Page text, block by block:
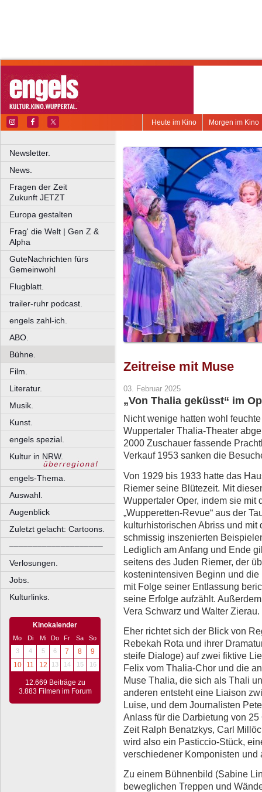
Morgen im Kino
Heute im Kino
Newsletter.
News.
Fragen der Zeit
Zukunft JETZT
Europa gestalten
Frag' die Welt | Gen Z &
Alpha
GuteNachrichten fürs
Gemeinwohl
Flugblatt.
trailer-ruhr podcast.
engels zahl-ich.
ABO.
Bühne.
Film.
Literatur.
Musik.
Kunst.
engels spezial.
Kultur in NRW.
engels-Thema.
Auswahl.
Augenblick
Zuletzt gelacht: Cartoons.
––––––––––––––––––––
Verlosungen.
Jobs.
Kulturlinks.
Kinokalender
Mo Di Mi Do Fr Sa
So
3
4 5 6 7 8
9
10
11 12 13 14 15 16
12.669 Beiträge zu
3.883 Filmen im Forum
Zeitreise mit Muse
03. Februar 2025
„Von Thalia geküsst“ im
Nicht wenige hatten wohl
Wuppertaler Thalia-Theater
2000 Zuschauer fassende
Verkauf 1953 sanken die
Von 1929 bis 1933 hatte das
Riemer seine Blütezeit. Mit
Wuppertaler Oper, indem sie mit
„Wupperetten-Revue“ aus der
kulturhistorischen Abriss und mit
schmissig inszenierten
Lediglich am Anfang und Ende
seitens des Juden Riemer, der
kostenintensiven Beginn und
mit Folge seiner Entlassung
seine Erfolge aufzählt.
Vera Schwarz und Walter Zierau.
Eher richtet sich der Blick von
Rebekah Rota und ihrer
steife Dialoge) auf zwei fiktive
Felix vom Thalia-Chor und die
Muse Thalia, die sich als Thali
anderen entsteht eine Liaison
Luise, und dem Journalisten
Anlass für die Darbietung von
Zeit Ralph Benatzkys, Carl
wird also ein Pasticcio-Stück,
verschiedener Komponisten
Zu einem Bühnenbild (Sabine
beweglichen Treppen und